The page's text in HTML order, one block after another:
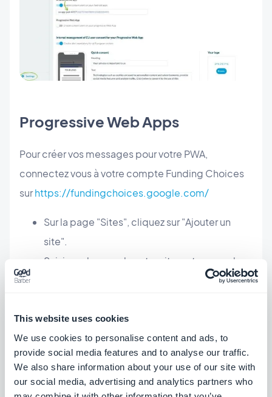
This website uses cookies
We use cookies to personalise content and ads, to
provide social media features and to analyse our traffic.
We also share information about your use of our site with
our social media, advertising and analytics partners who
Progressive Web Apps
Pour créer vos messages pour votre PWA,
connectez vous à votre compte Funding Choices
surhttps://fundingchoices.google.com/
Sur la page "Sites", cliquez sur "Ajouter un
site".
Saisissez le nom de votre site, votre nom de
documentation de Google
Suivez ensuite les instructions pour configurer votre
message et le publier.